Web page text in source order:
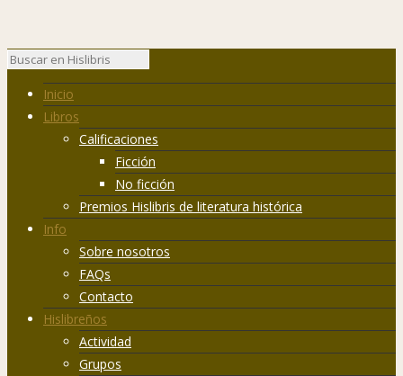
Inicio
Libros
Calificaciones
Ficción
No ficción
Premios Hislibris de literatura histórica
Info
Sobre nosotros
FAQs
Contacto
Hislibreños
Actividad
Grupos